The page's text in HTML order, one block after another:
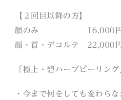
【２回目以降の方】
顔のみ 16,000円
顔・首・デコルテ
「極上・碧ハーブピーリン
・今まで何をしても変わら